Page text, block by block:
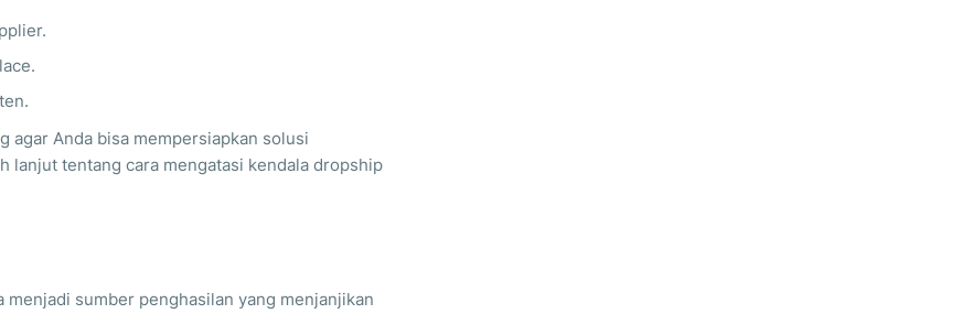
agar Anda bisa mempersiapkan solusi
lanjut tentang cara mengatasi kendala dropship
sumber penghasilan yang menjanjikan